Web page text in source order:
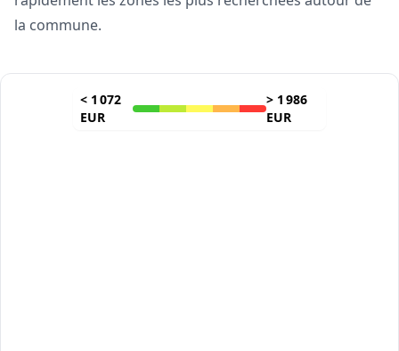
la commune.
< 1 072
EUR
> 1 986
EUR